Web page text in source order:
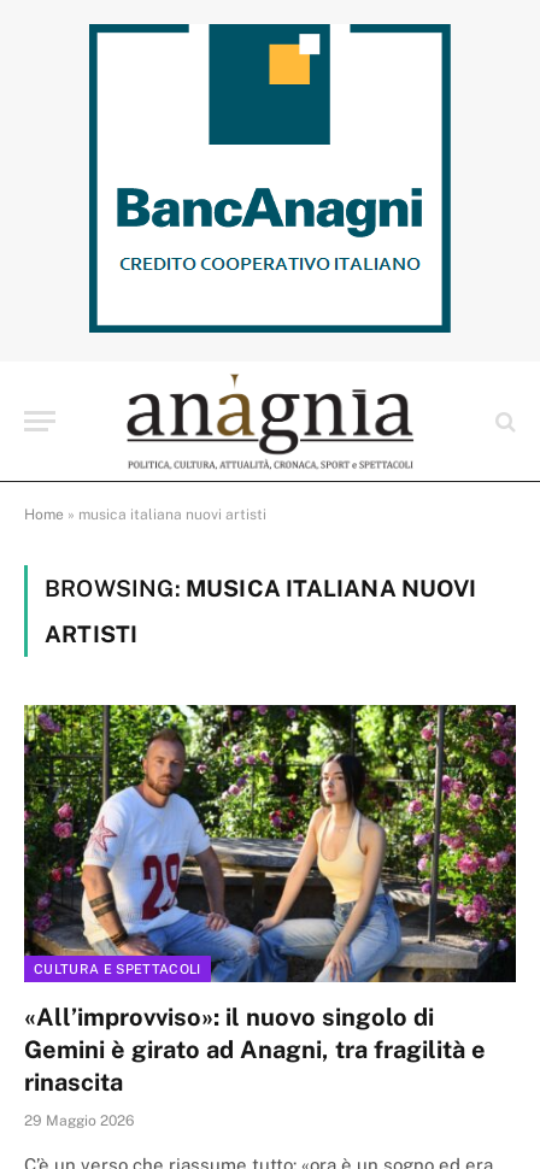
Home » musica italiana nuovi artisti
BROWSING: MUSICA ITALIANA NUOVI
ARTISTI
CULTURA E SPETTACOLI
«All’improvviso»: il nuovo singolo di
Gemini è girato ad Anagni, tra fragilità e
rinascita
29 Maggio 2026
C’è un verso che riassume tutto: «ora è un sogno ed era